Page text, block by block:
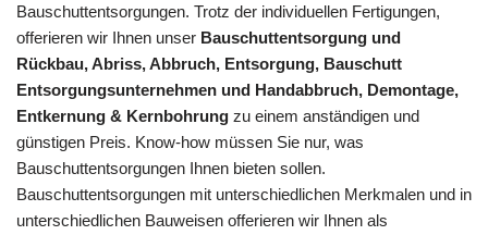
Bauschuttentsorgungen. Trotz der individuellen Fertigungen,
offerieren wir Ihnen unser Bauschuttentsorgung und
Rückbau, Abriss, Abbruch, Entsorgung, Bauschutt
Entsorgungsunternehmen und Handabbruch, Demontage,
Entkernung & Kernbohrung zu einem anständigen und
günstigen Preis. Know-how müssen Sie nur, was
Bauschuttentsorgungen Ihnen bieten sollen.
Bauschuttentsorgungen mit unterschiedlichen Merkmalen und in
unterschiedlichen Bauweisen offerieren wir Ihnen als